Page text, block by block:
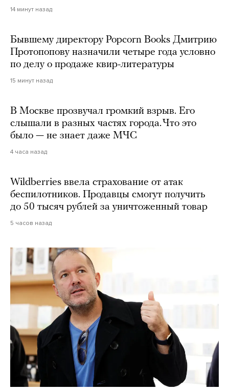
14 минут назад
Бывшему директору Popcorn Books Дмитрию
Протопопову назначили четыре года условно
по делу о продаже квир-литературы
15 минут назад
В Москве прозвучал громкий взрыв. Его
слышали в разных частях города. Что это
было — не знает даже МЧС
4 часа назад
Wildberries ввела страхование от атак
беспилотников. Продавцы смогут получить
до 50 тысяч рублей за уничтоженный товар
5 часов назад